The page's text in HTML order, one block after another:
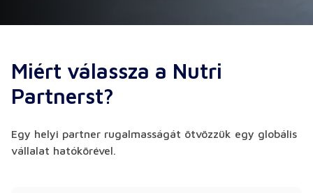
Miért válassza a Nutri
Partnerst?
Egy helyi partner rugalmasságát ötvözzük egy globális
vállalat hatókörével.